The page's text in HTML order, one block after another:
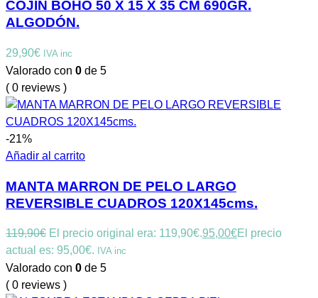
COJÍN BOHO 50 X 15 X 35 CM 690GR.
ALGODÓN.
29,90€ IVA inc
Valorado con 0 de 5
( 0 reviews )
-21%
Añadir al carrito
MANTA MARRON DE PELO LARGO
REVERSIBLE CUADROS 120X145cms.
119,90€ El precio original era: 119,90€.95,00€El precio
actual es: 95,00€. IVA inc
Valorado con 0 de 5
( 0 reviews )